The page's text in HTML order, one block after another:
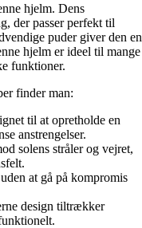
hjelm. Dens
der passer perfekt til
puder giver den en
hjelm er ideel til mange
funktioner.
finder man:
til at opretholde en
anstrengelser.
solens stråler og vejret,
at gå på kompromis
design tiltrækker